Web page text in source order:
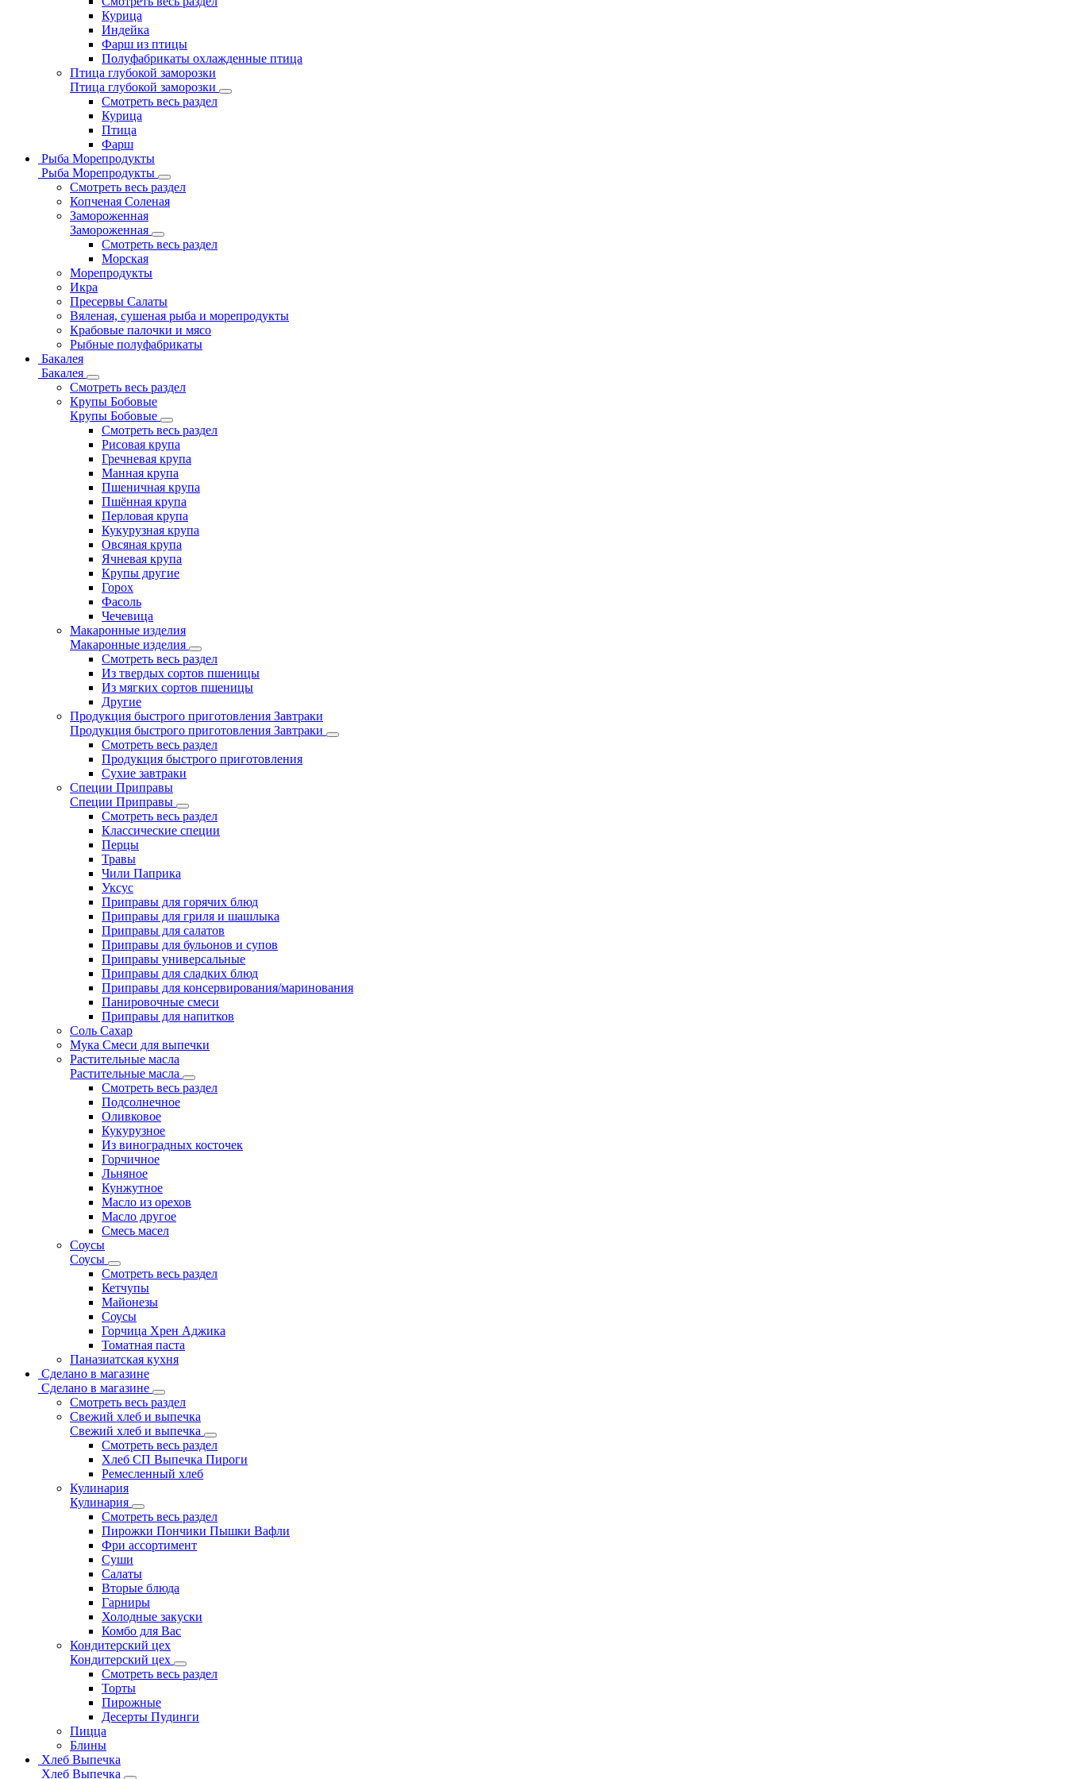
Курица
Индейка
Фарш из птицы
Полуфабрикаты охлажденные птица
Птица глубокой заморозки
Птица глубокой заморозки
Смотреть весь раздел
Курица
Птица
Фарш
Рыба Морепродукты
Рыба Морепродукты
Смотреть весь раздел
Копченая Соленая
Замороженная
Замороженная
Смотреть весь раздел
Морская
Морепродукты
Икра
Пресервы Салаты
Вяленая, сушеная рыба и морепродукты
Крабовые палочки и мясо
Рыбные полуфабрикаты
Бакалея
Бакалея
Смотреть весь раздел
Крупы Бобовые
Крупы Бобовые
Смотреть весь раздел
Рисовая крупа
Гречневая крупа
Манная крупа
Пшеничная крупа
Пшённая крупа
Перловая крупа
Кукурузная крупа
Овсяная крупа
Ячневая крупа
Крупы другие
Горох
Фасоль
Чечевица
Макаронные изделия
Макаронные изделия
Смотреть весь раздел
Из твердых сортов пшеницы
Из мягких сортов пшеницы
Другие
Продукция быстрого приготовления Завтраки
Продукция быстрого приготовления Завтраки
Смотреть весь раздел
Продукция быстрого приготовления
Сухие завтраки
Специи Приправы
Специи Приправы
Смотреть весь раздел
Классические специи
Перцы
Травы
Чили Паприка
Уксус
Приправы для горячих блюд
Приправы для гриля и шашлыка
Приправы для салатов
Приправы для бульонов и супов
Приправы универсальные
Приправы для сладких блюд
Приправы для консервирования/маринования
Панировочные смеси
Приправы для напитков
Соль Сахар
Мука Смеси для выпечки
Растительные масла
Растительные масла
Смотреть весь раздел
Подсолнечное
Оливковое
Кукурузное
Из виноградных косточек
Горчичное
Льняное
Кунжутное
Масло из орехов
Масло другое
Смесь масел
Соусы
Соусы
Смотреть весь раздел
Кетчупы
Майонезы
Соусы
Горчица Хрен Аджика
Томатная паста
Паназиатская кухня
Сделано в магазине
Сделано в магазине
Смотреть весь раздел
Свежий хлеб и выпечка
Свежий хлеб и выпечка
Смотреть весь раздел
Хлеб СП Выпечка Пироги
Ремесленный хлеб
Кулинария
Кулинария
Смотреть весь раздел
Пирожки Пончики Пышки Вафли
Фри ассортимент
Суши
Салаты
Вторые блюда
Гарниры
Холодные закуски
Комбо для Вас
Кондитерский цех
Кондитерский цех
Смотреть весь раздел
Торты
Пирожные
Десерты Пудинги
Пицца
Блины
Хлеб Выпечка
Хлеб Выпечка